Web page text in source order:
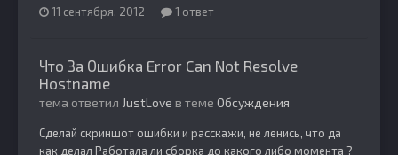
11 сентября, 2012 1 ответ
Что За Ошибка Error Can Not Resolve
Hostname
тема ответил JustLove в теме Обсуждения
Сделай скриншот ошибки и расскажи, не ленись, что да
как делал Работала ли сборка до какого либо момента ?